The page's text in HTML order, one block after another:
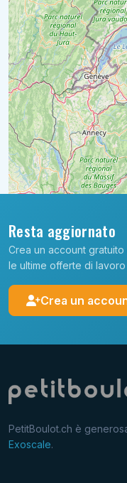
Resta aggiornato
Crea un account
le ultime offerte di
Crea un
PetitBoulot.ch è
Exoscale.